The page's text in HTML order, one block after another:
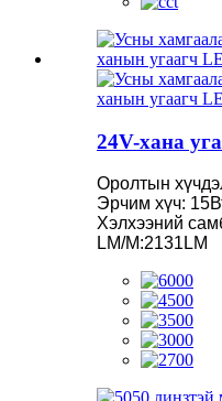
24V-хана
Оролтын
Эрчим хүч:
Хэлхээний
LM/M:2131LM